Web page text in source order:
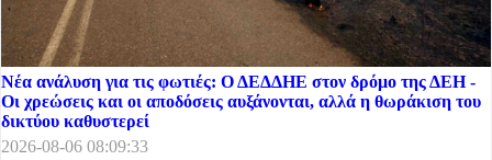
Νέα ανάλυση για τις φωτιές: Ο ΔΕΔΔΗΕ στον δρόμο της ΔΕΗ -
Οι χρεώσεις και οι αποδόσεις αυξάνονται, αλλά η θωράκιση του
δικτύου καθυστερεί
2026-08-06 08:09:33